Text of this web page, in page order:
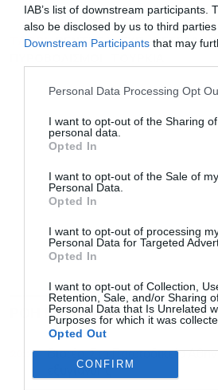
IAB’s list of downstream participants.
also be disclosed by us to third
Downstream Participants that may
Personal Data Processing Opt
I want to opt-out of the Sharing
personal data.
Opted In
I want to opt-out of the Sale of my
Personal Data.
Opted In
I want to opt-out of processing
Personal Data for Targeted
Opted In
I want to opt-out of Collection,
Retention, Sale, and/or Sharing
Personal Data that Is Unrelated
Purposes for which it was
Opted Out
CONFIRM
TAGS: ΒΕΝΤΕΤΑ ΕΥΠ
ΡΟΗ ΕΙΔΗΣΕΩΝ ΔΗΜΟΦΙΛΗ
20:27 Βιοτέρ: Στο Πρωτοδικείο
εξυγίανσης